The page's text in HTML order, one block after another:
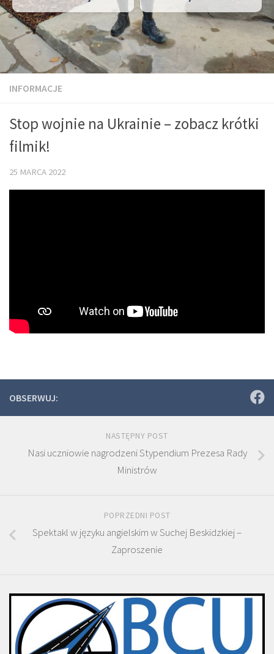
INFORMACJE
Stop wojnie na Ukrainie – zobacz krótki
filmik!
25 MARCA 2022
OBSERWUJ:
NASTĘPNY POST
Nasi uczniowie nagrodzeni Stypendium Prezesa Rady
Ministrów
POPRZEDNI POST
Spektakl w języku angielskim w Suchej Beskidzkiej –
Zaproszenie